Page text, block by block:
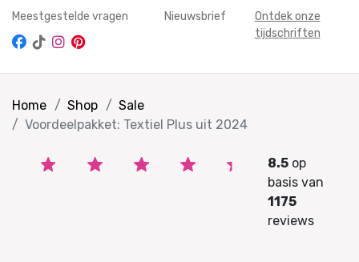
Meestgestelde vragen Nieuwsbrief
Ontdek onze
tijdschriften
Home Shop
Sale
Voordeelpakket: Textiel Plus uit 2024
8.5op
basis van
1175
reviews